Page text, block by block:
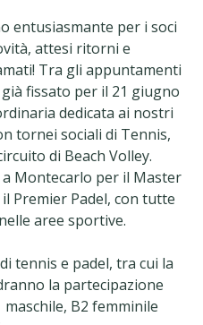
entusiasmante per i soci
attesi ritorni e
Tra gli appuntamenti
fissato per il 21 giugno
dedicata ai nostri
tornei sociali di Tennis,
di Beach Volley.
Montecarlo per il Master
il Premier Padel, con tutte
aree sportive.
tennis e padel, tra cui la
la partecipazione
B2 femminile